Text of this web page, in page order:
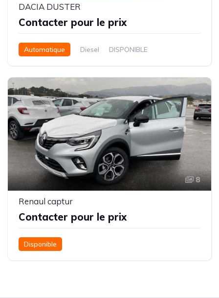
DACIA DUSTER
Contacter pour le prix
Automatique Diesel DISPONIBLE
8
Renaul captur
Contacter pour le prix
Disponible